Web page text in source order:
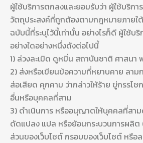
ผู้ใช้บริการตกลงและยอมรับว่า ผู้ใช้บริกา
วัตถุประสงค์ที่ถูกต้องตามกฎหมายภายใ
ฉบับนี้ที่ระบุไว้นี้เท่านั้น อย่างไรก็ดี ผู้ใช้บริ
อย่างใดอย่างหนึ่งดังต่อไปนี้
1) ล่วงละเมิด ดูหมิ่น สถาบันชาติ ศาสนา
2) ส่งหรือเขียนข้อความที่หยาบคาย ลาม
ส่อเสียด คุกคาม ว่ากล่าวให้ร้าย ขู่กรรโ
อื่นหรือบุคคลที่สาม
3) ดำเนินการ หรืออนุญาตให้บุคคลที่สาม
ดัดแปลง แปล หรือย้อนกระบวนการผลิต
ส่วนของเว็บไซต์ กรอบของเว็บไซต์ หรื